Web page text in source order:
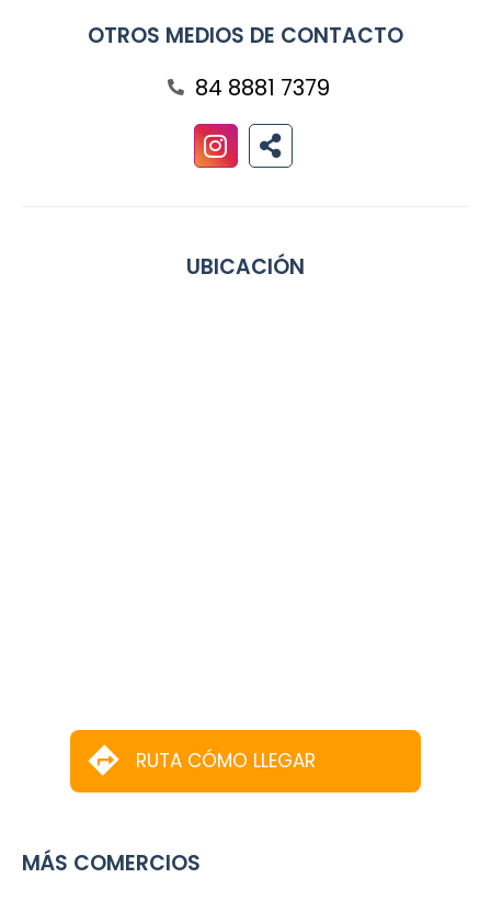
OTROS MEDIOS DE CONTACTO
84 8881 7379
UBICACIÓN
RUTA CÓMO LLEGAR
MÁS COMERCIOS